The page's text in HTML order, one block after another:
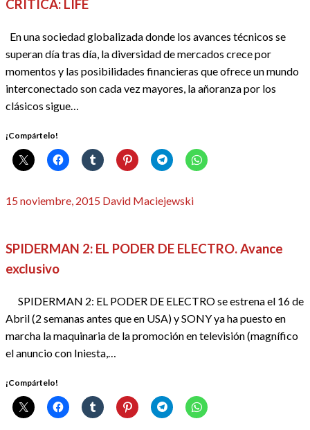
CRÍTICA: LIFE
En una sociedad globalizada donde los avances técnicos se
superan día tras día, la diversidad de mercados crece por
momentos y las posibilidades financieras que ofrece un mundo
interconectado son cada vez mayores, la añoranza por los
clásicos sigue…
¡Compártelo!
Publicado
15 noviembre, 2015 David Maciejewski
SPIDERMAN 2: EL PODER DE ELECTRO. Avance
exclusivo
SPIDERMAN 2: EL PODER DE ELECTRO se estrena el 16 de
Abril (2 semanas antes que en USA) y SONY ya ha puesto en
marcha la maquinaria de la promoción en televisión (magnífico
el anuncio con Iniesta,…
¡Compártelo!